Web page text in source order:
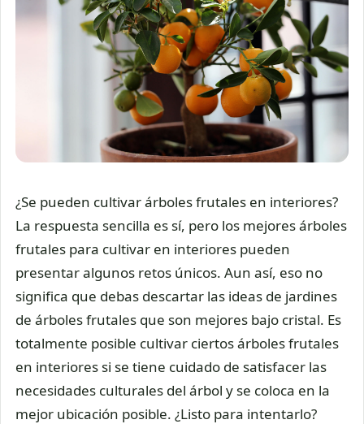
¿Se pueden cultivar árboles frutales en interiores?
La respuesta sencilla es sí, pero los mejores árboles
frutales para cultivar en interiores pueden
presentar algunos retos únicos. Aun así, eso no
significa que debas descartar las ideas de jardines
de árboles frutales que son mejores bajo cristal. Es
totalmente posible cultivar ciertos árboles frutales
en interiores si se tiene cuidado de satisfacer las
necesidades culturales del árbol y se coloca en la
mejor ubicación posible. ¿Listo para intentarlo?